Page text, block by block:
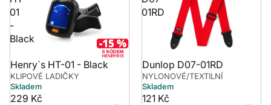
01
-
Black
Henry`s HT-01 - Black
KLIPOVÉ LADIČKY
Skladem
229 Kč
01RD
Dunlop D07-01RD
NYLONOVÉ/TEXTILNÍ
Skladem
121 Kč